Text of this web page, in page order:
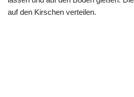
auf den Kirschen verteilen.